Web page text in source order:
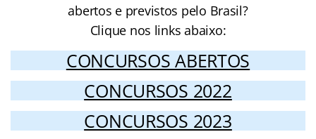
abertos e previstos pelo Brasil?
Clique nos links abaixo:
CONCURSOS ABERTOS
CONCURSOS 2022
CONCURSOS 2023